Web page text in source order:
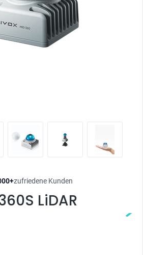
zufriedene Kunden
LiDAR